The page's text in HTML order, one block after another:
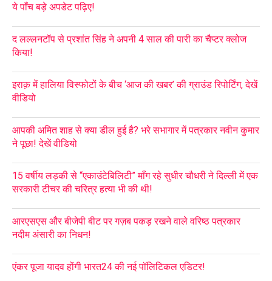
ये पाँच बड़े अपडेट पढ़िए!
द लल्लनटॉप से प्रशांत सिंह ने अपनी 4 साल की पारी का चैप्टर क्लोज
किया!
इराक़ में हालिया विस्फोटों के बीच ‘आज की खबर’ की ग्राउंड रिपोर्टिंग, देखें
वीडियो
आपकी अमित शाह से क्या डील हुई है? भरे सभागार में पत्रकार नवीन कुमार
ने पूछा! देखें वीडियो
15 वर्षीय लड़की से “एकाउंटेबिलिटी” माँग रहे सुधीर चौधरी ने दिल्ली में एक
सरकारी टीचर की चरित्र हत्या भी की थी!
आरएसएस और बीजेपी बीट पर गज़ब पकड़ रखने वाले वरिष्ठ पत्रकार
नदीम अंसारी का निधन!
एंकर पूजा यादव होंगी भारत24 की नई पॉलिटिकल एडिटर!